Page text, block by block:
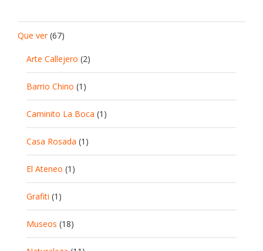
Que ver(67)
Arte Callejero (2)
Barrio Chino (1)
Caminito La Boca (1)
Casa Rosada (1)
El Ateneo (1)
Grafiti (1)
Museos (18)